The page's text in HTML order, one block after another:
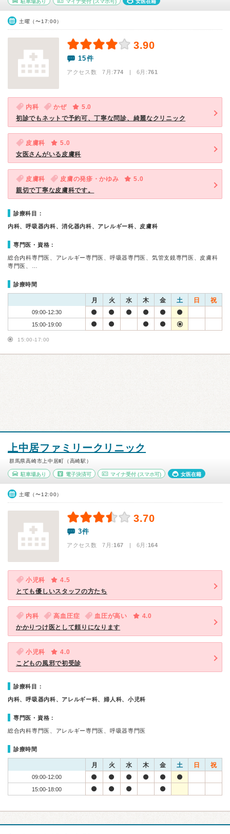
駐車場あり マイナ受付(スマホ可) 女医在籍
土曜（〜17:00）
3.90
15件
アクセス数 7月:774 | 6月:761
内科 かぜ
5.0
初診でもネットで予約可、丁寧な問診、綺麗なクリニック
皮膚科
5.0
女医さんがいる皮膚科
皮膚科 皮膚の発疹・かゆみ
5.0
親切で丁寧な皮膚科です。
診療科目：
内科、呼吸器内科、消化器内科、アレルギー科、皮膚科
専門医・資格：
総合内科専門医、アレルギー専門医、呼吸器専門医、気管支鏡専門医、皮膚科
専門医、…
診療時間
月 火 水 木 金 土 日 祝
09:00-12:30
15:00-19:00
15:00-17:00
上中居ファミリークリニック
群馬県高崎市上中居町（高崎駅）
駐車場あり 電子決済可 マイナ受付 (スマホ可) 女医在籍
土曜（〜12:00）
3.70
3件
アクセス数 7月:167 | 6月:164
小児科
4.5
とても優しいスタッフの方たち
内科 高血圧症 血圧が高い
4.0
かかりつけ医として頼りになります
小児科
4.0
こどもの風邪で初受診
診療科目：
内科、呼吸器内科、アレルギー科、婦人科、小児科
専門医・資格：
総合内科専門医、アレルギー専門医、呼吸器専門医
診療時間
月 火 水 木 金 土 日 祝
09:00-12:00
15:00-18:00